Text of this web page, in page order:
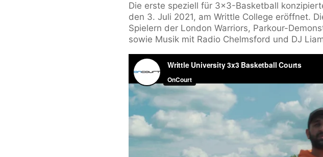
Die erste speziell für 3×3-Basketball
den 3. Juli 2021, am Writtle College eröffnet.
Spielern der London Warriors, Parkour-
sowie Musik mit Radio Chelmsford und DJ